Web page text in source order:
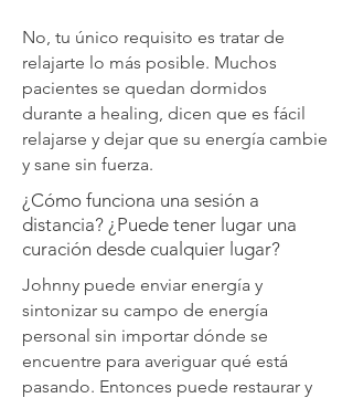
No, tu único requisito es tratar de
relajarte lo más posible. Muchos
pacientes se quedan dormidos
durante a healing, dicen que es fácil
relajarse y dejar que su energía cambie
y sane sin fuerza.
¿Cómo funciona una sesión a
distancia? ¿Puede tener lugar una
curación desde cualquier lugar?
Johnny puede enviar energía y
sintonizar su campo de energía
personal sin importar dónde se
encuentre para averiguar qué está
pasando. Entonces puede restaurar y